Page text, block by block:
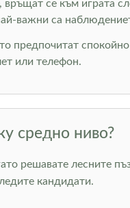
връщат се към играта
важни са
предпочитат
или телефон.
средно ниво?
решавате лесните
кандидати.